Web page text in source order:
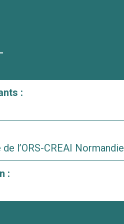
:
l’ORS-CREAI Normandie
: